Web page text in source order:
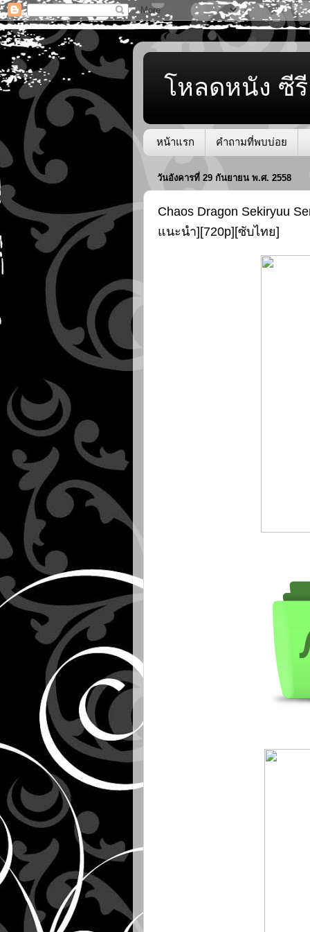
โหลดหนัง ซี
หน้าแรก คำถามที่พบบ่อย
วันอังคารที่ 29 กันยายน พ.ศ. 2558
Chaos Dragon Sekiryuu
แนะนำ][720p][ซับไทย]